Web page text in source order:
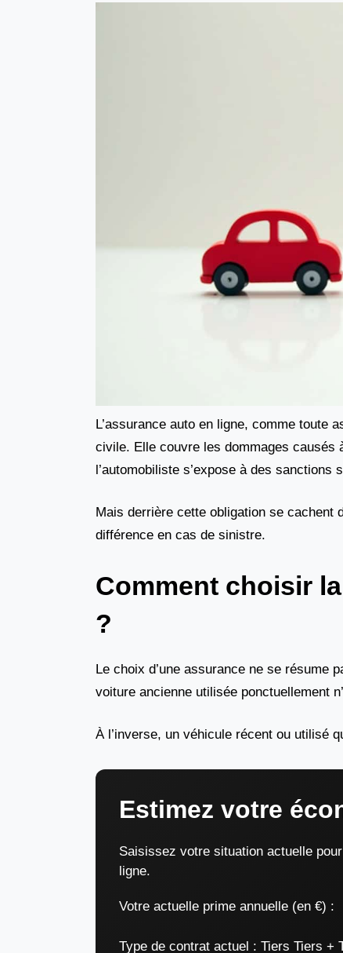
L’assurance auto en ligne, comme toute
civile. Elle couvre les dommages causés
l’automobiliste s’expose à des sanctions
Mais derrière cette obligation se cachent
différence en cas de sinistre.
Comment choisir
?
Le choix d’une assurance ne se résume
voiture ancienne utilisée ponctuellement
À l’inverse, un véhicule récent ou utilisé
Estimez votre
Saisissez votre situation actuelle
ligne.
Votre actuelle prime annuelle (en €) :
Type de contrat actuel : Tiers Tiers +